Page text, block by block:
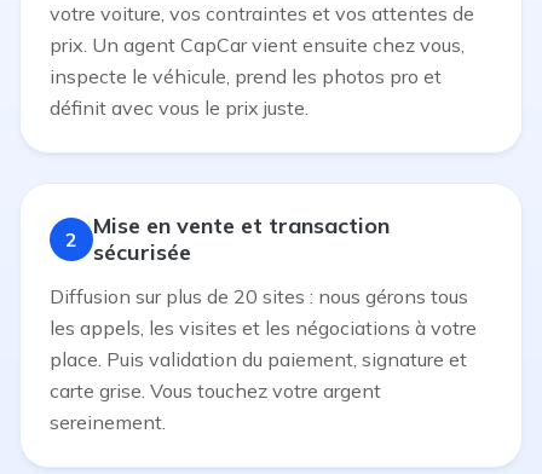
votre voiture, vos contraintes et vos attentes de
prix. Un agent CapCar vient ensuite chez vous,
inspecte le véhicule, prend les photos pro et
définit avec vous le prix juste.
2
Mise en vente et transaction
sécurisée
Diffusion sur plus de 20 sites : nous gérons tous
les appels, les visites et les négociations à votre
place. Puis validation du paiement, signature et
carte grise. Vous touchez votre argent
sereinement.